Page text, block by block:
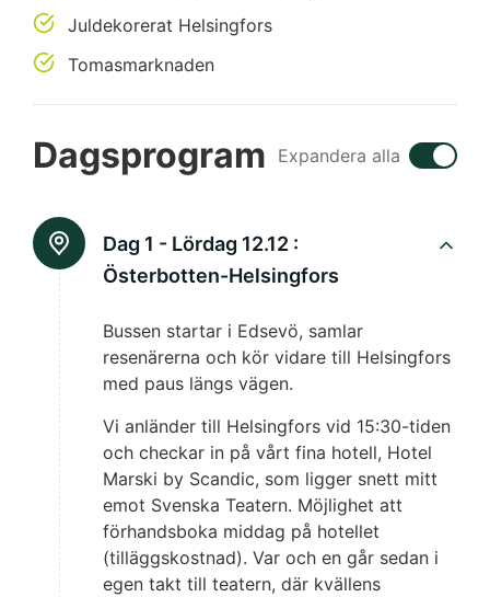
Juldekorerat Helsingfors
Tomasmarknaden
Dagsprogram Expandera alla
Dag 1 - Lördag 12.12 :
Österbotten-Helsingfors
Bussen startar i Edsevö, samlar
resenärerna och kör vidare till Helsingfors
med paus längs vägen.
Vi anländer till Helsingfors vid 15:30-tiden
och checkar in på vårt fina hotell, Hotel
Marski by Scandic, som ligger snett mitt
emot Svenska Teatern. Möjlighet att
förhandsboka middag på hotellet
(tilläggskostnad). Var och en går sedan i
egen takt till teatern, där kvällens